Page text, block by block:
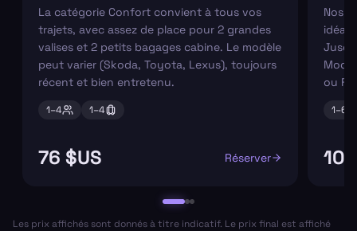
La catégorie Confort convient à tous vos
trajets, avec assez de place pour 2 grandes
valises et 2 petits bagages cabine. Le modèle
peut varier (Skoda, Toyota, Lexus), toujours
récent et bien entretenu.
1–4 1–4
76 $US Réserver
Nos
ou
1–6
Les prix affichés sont donnés à titre indicatif. Le prix final est affiché